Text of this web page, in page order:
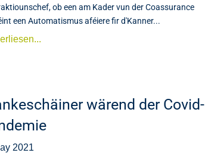
ob een am Kader vun der Coassurance
een Automatismus aféiere fir d'Kanner...
wärend der Covid-
2021